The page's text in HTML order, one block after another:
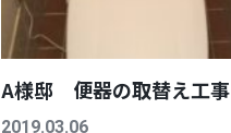
A様邸 便器の取替え工事
2019.03.06